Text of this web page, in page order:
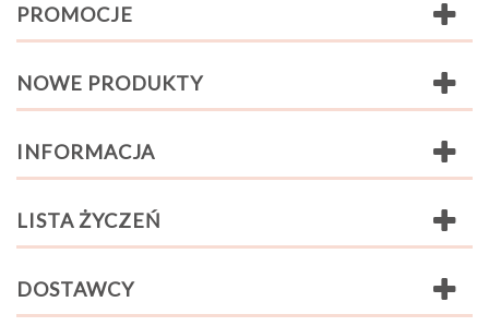
PROMOCJE
NOWE PRODUKTY
INFORMACJA
LISTA ŻYCZEŃ
DOSTAWCY